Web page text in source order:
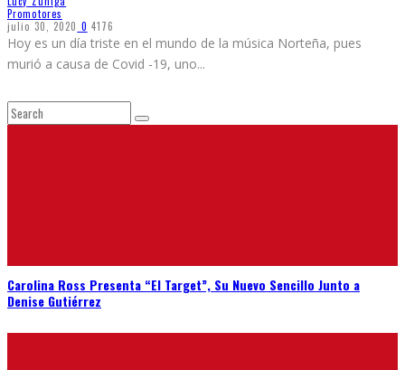
Promotores
julio 30, 2020 0 4176
Hoy es un día triste en el mundo de la música Norteña, pues
murió a causa de Covid -19, uno...
Carolina Ross Presenta “El Target”, Su Nuevo Sencillo Junto a
Denise Gutiérrez